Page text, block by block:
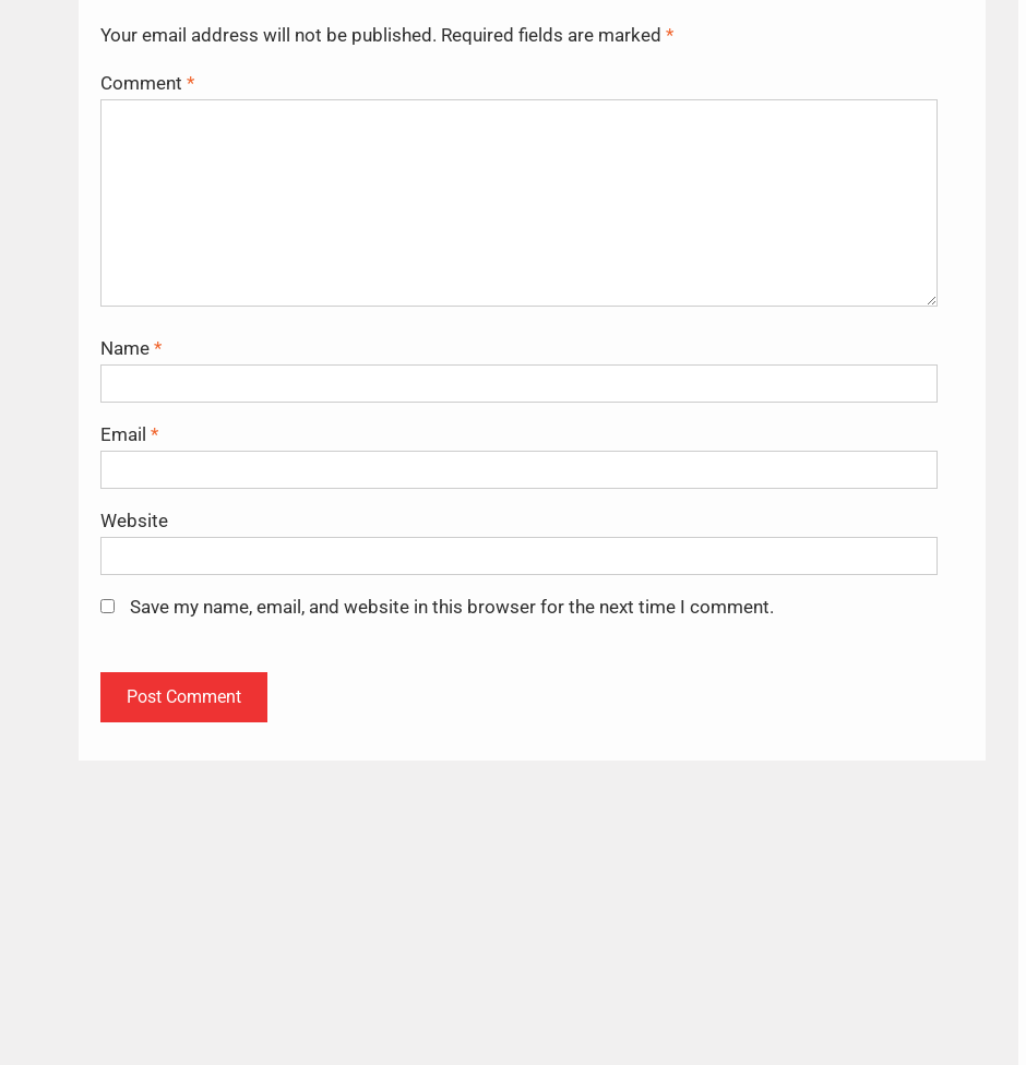
Your email address will not be published. Required fields are marked *
Comment *
Name *
Email *
Website
Save my name, email, and website in this browser for the next time I comment.